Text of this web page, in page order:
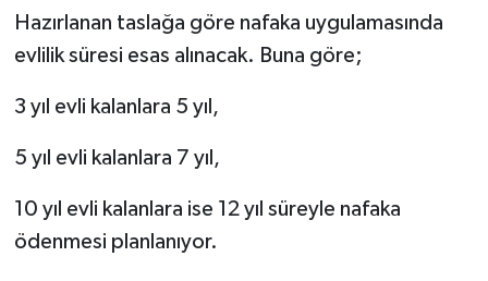
Hazırlanan taslağa göre nafaka uygulamasında
evlilik süresi esas alınacak. Buna göre;
3 yıl evli kalanlara 5 yıl,
5 yıl evli kalanlara 7 yıl,
10 yıl evli kalanlara ise 12 yıl süreyle nafaka
ödenmesi planlanıyor.